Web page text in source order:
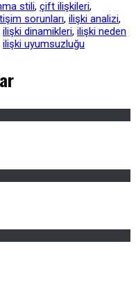
stili, çift ilişkileri,
sorunları, ilişki analizi,
ilişki dinamikleri, ilişki neden
ilişki uyumsuzluğu